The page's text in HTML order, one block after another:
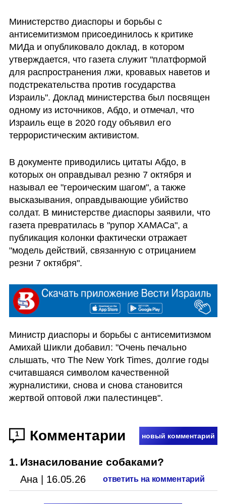
Министерство диаспоры и борьбы с
антисемитизмом присоединилось к критике
МИДа и опубликовало доклад, в котором
утверждается, что газета служит "платформой
для распространения лжи, кровавых наветов и
подстрекательства против государства
Израиль". Доклад министерства был посвящен
одному из источников, Абдо, и отмечал, что
Израиль еще в 2020 году объявил его
террористическим активистом.
В документе приводились цитаты Абдо, в
которых он оправдывал резню 7 октября и
называл ее "героическим шагом", а также
высказывания, оправдывающие убийство
солдат. В министерстве диаспоры заявили, что
газета превратилась в "рупор ХАМАСа", а
публикация колонки фактически отражает
"модель действий, связанную с отрицанием
резни 7 октября".
Министр диаспоры и борьбы с антисемитизмом
Амихай Шикли добавил: "Очень печально
слышать, что The New York Times, долгие годы
считавшаяся символом качественной
журналистики, снова и снова становится
жертвой оптовой лжи палестинцев".
1 Комментарии новый комментарий
1. Изнасилование собаками?
Ана | 16.05.26 ответить на комментарий